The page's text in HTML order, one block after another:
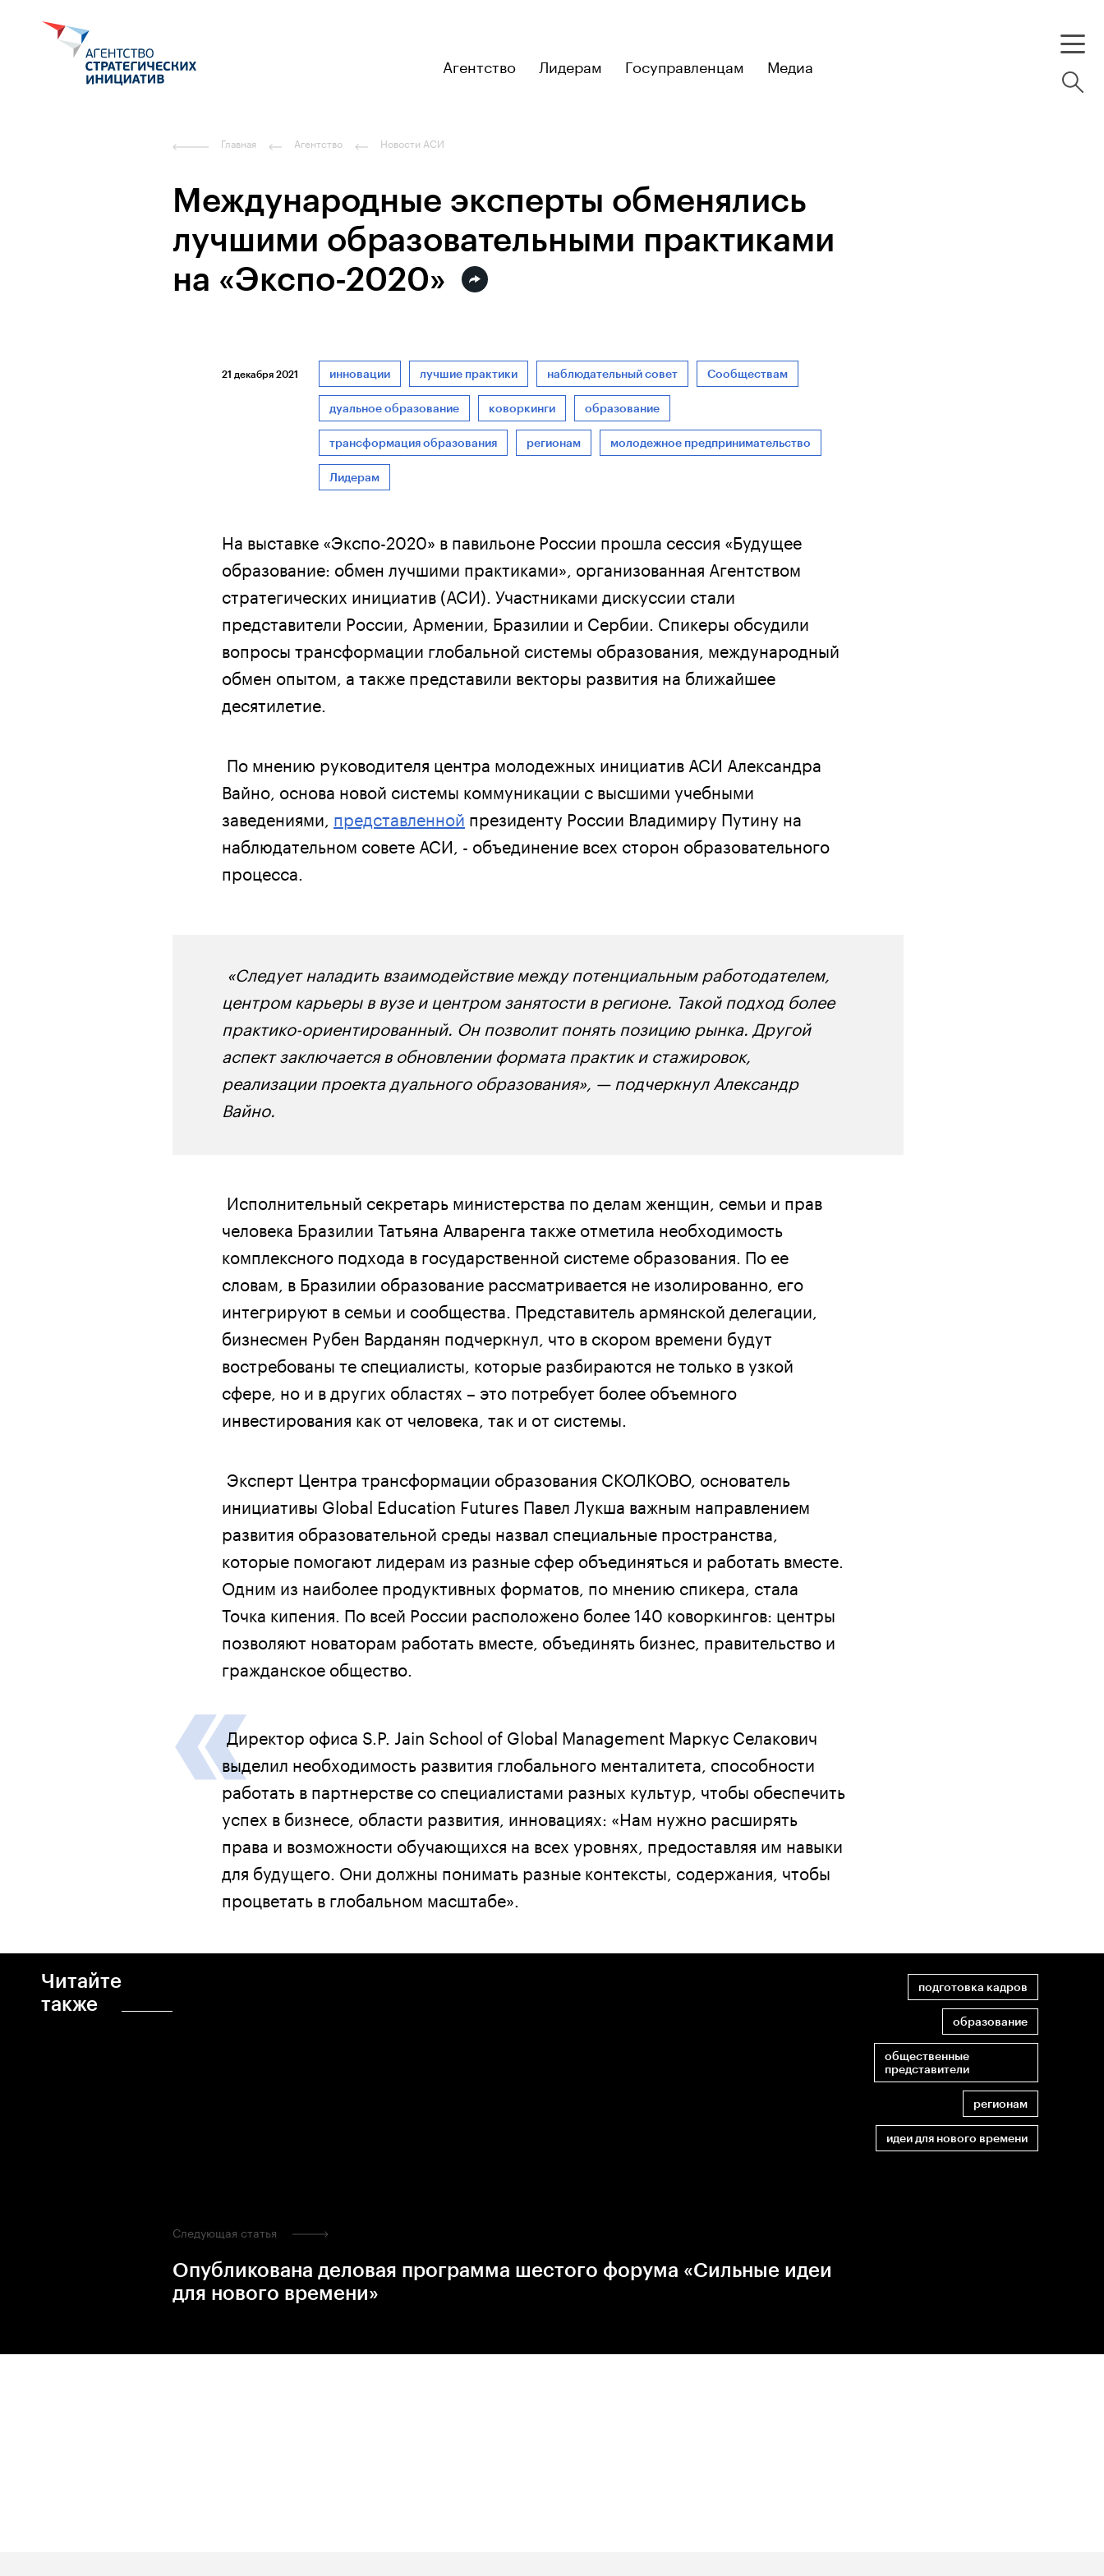
Агентство Лидерам Госуправленцам Медиа
Главная Агентство Новости АСИ
Международные эксперты обменялись
лучшими образовательными практиками
на «Экспо-2020»
21 декабря 2021 инновации лучшие практики наблюдательный совет Сообществам
дуальное образование коворкинги образование
трансформация образования регионам молодежное предпринимательство
Лидерам
На выставке «Экспо-2020» в павильоне России прошла сессия «Будущее
образование: обмен лучшими практиками», организованная Агентством
стратегических инициатив (АСИ). Участниками дискуссии стали
представители России, Армении, Бразилии и Сербии. Спикеры обсудили
вопросы трансформации глобальной системы образования, международный
обмен опытом, а также представили векторы развития на ближайшее
десятилетие.
По мнению руководителя центра молодежных инициатив АСИ Александра
Вайно, основа новой системы коммуникации с высшими учебными
заведениями, представленной президенту России Владимиру Путину на
наблюдательном совете АСИ, - объединение всех сторон образовательного
процесса.
«Следует наладить взаимодействие между потенциальным работодателем,
центром карьеры в вузе и центром занятости в регионе. Такой подход более
практико-ориентированный. Он позволит понять позицию рынка. Другой
аспект заключается в обновлении формата практик и стажировок,
реализации проекта дуального образования», — подчеркнул Александр
Вайно.
Исполнительный секретарь министерства по делам женщин, семьи и прав
человека Бразилии Татьяна Алваренга также отметила необходимость
комплексного подхода в государственной системе образования. По ее
словам, в Бразилии образование рассматривается не изолированно, его
интегрируют в семьи и сообщества. Представитель армянской делегации,
бизнесмен Рубен Варданян подчеркнул, что в скором времени будут
востребованы те специалисты, которые разбираются не только в узкой
сфере, но и в других областях – это потребует более объемного
инвестирования как от человека, так и от системы.
Эксперт Центра трансформации образования СКОЛКОВО, основатель
инициативы Global Education Futures Павел Лукша важным направлением
развития образовательной среды назвал специальные пространства,
которые помогают лидерам из разные сфер объединяться и работать вместе.
Одним из наиболее продуктивных форматов, по мнению спикера, стала
Точка кипения. По всей России расположено более 140 коворкингов: центры
позволяют новаторам работать вместе, объединять бизнес, правительство и
гражданское общество.
Директор офиса S.P. Jain School of Global Management Маркус Селакович
выделил необходимость развития глобального менталитета, способности
работать в партнерстве со специалистами разных культур, чтобы обеспечить
успех в бизнесе, области развития, инновациях: «Нам нужно расширять
права и возможности обучающихся на всех уровнях, предоставляя им навыки
для будущего. Они должны понимать разные контексты, содержания, чтобы
процветать в глобальном масштабе».
Читайте
также
подготовка кадров
образование
общественные
представители
регионам
идеи для нового времени
Следующая статья
Опубликована деловая программа шестого форума «Сильные идеи
для нового времени»